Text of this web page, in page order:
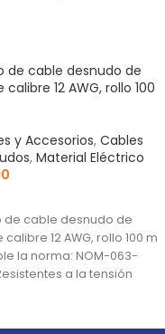
de cable desnudo de
calibre 12 AWG, rollo 100
y Accesorios, Cables
, Material Eléctrico
de cable desnudo de
12 AWG, rollo 100 m
la norma: NOM-063-
a la tensión